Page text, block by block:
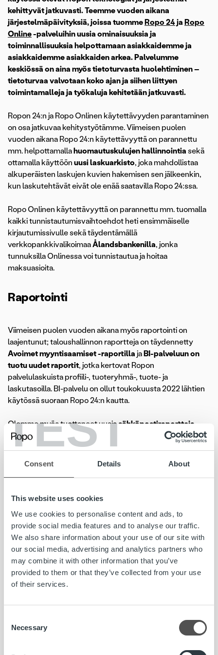
TEST
Consent Details About
This website uses cookies
We use cookies to personalise content and ads, to
provide social media features and to analyse our traffic.
We also share information about your use of our site with
our social media, advertising and analytics partners who
may combine it with other information that you’ve
provided to them or that they’ve collected from your use
of their services.
Selection
Necessary
kehittyvät jatkuvasti. Teemme vuoden aikana
järjestelmäpäivityksiä, joissa tuomme Ropo 24ja Ropo
Online-palveluihin uusia ominaisuuksia ja
toiminnallisuuksia helpottamaan asiakkaidemme ja
asiakkaidemme asiakkaiden arkea. Palvelumme
keskiössä on aina myös tietoturvasta huolehtiminen –
tietoturvaa valvotaan koko ajan ja siihen liittyen
toimintamalleja ja työkaluja kehitetään jatkuvasti.
Ropon 24:n ja Ropo Onlinen käytettävyyden parantaminen
on osa jatkuvaa kehitystyötämme. Viimeisen puolen
vuoden aikana Ropo 24:n käytettävyyttä on parannettu
mm. helpottamalla huomautuskulujen hallinnointia sekä
ottamalla käyttöön uusi laskuarkisto, joka mahdollistaa
alkuperäisten laskujen kuvien hakemisen sen jälkeenkin,
kun laskutehtävät eivät ole enää saatavilla Ropo 24:ssa.
Ropo Onlinen käytettävyyttä on parannettu mm. tuomalla
kaikki tunnistautumisvaihtoehdot heti ensimmäiselle
kirjautumissivulle sekä täydentämällä
verkkopankkivalikoimaaÅlandsbankenilla, jonka
tunnuksilla Onlinessa voi tunnistautua ja hoitaa
maksuasioita.
Raportointi
Viimeisen puolen vuoden aikana myös raportointi on
laajentunut; taloushallinnon raportteja on täydennetty
Avoimet myyntisaamiset -raportilla ja BI-palveluun on
tuotu uudet raportit, jotka kertovat Ropon
palvelulaskuista profiili-, tuoteryhmä-, tuote- ja
laskutasoilla. BI-palvelu on ollut toukokuusta 2022 lähtien
käytössä suoraan Ropo 24:n kautta.
Olemme myös tuottaneet uusiasähköpostiraportteja
sekä uudistaneet Ropo 24:n
siirtovahvistusta
huomioimalla asiakkaidemme erilaiset toimintatavat
vahvistukselta saatavien tietojen käsittelyssä.
Meille on tärkeää, että palveluidemme käyttäminen on
kaikille mahdollisimman helppoa ja niiden saavutettavuus
on hyvä. Olemme sitoutuneet raportoimaan
käytettävyysaikaamme asiakkaillemme kvartaaleittain ja
vastuullisuusraportissamme vuosittain. H2/2022 aikana
käytettävyysaika Ropo 24:n osalta oli
myöskäyttökoulutuksia
. Lokakuussa 2022 pidimme Ropo
muistutus- ja perintätoimeksiantojen